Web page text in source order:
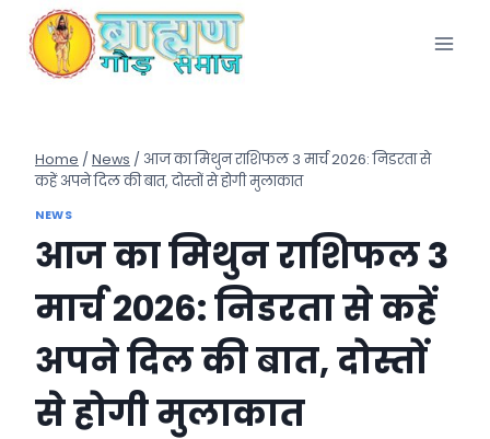
content
Home / News / आज का मिथुन राशिफल 3 मार्च 2026: निडरता से
कहें अपने दिल की बात, दोस्तों से होगी मुलाकात
NEWS
आज का मिथुन राशिफल 3
मार्च 2026: निडरता से कहें
अपने दिल की बात, दोस्तों
से होगी मुलाकात